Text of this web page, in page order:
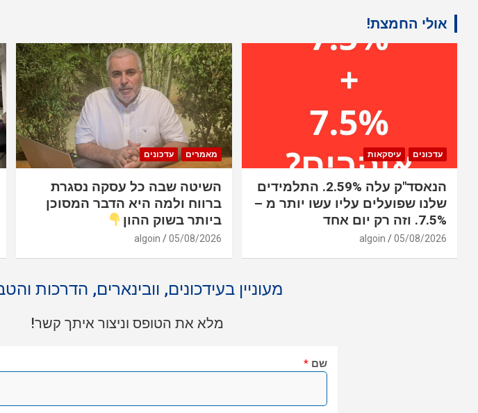
אולי החמצת!
עדכונים עיסקאות
הנאסד"ק עלה 2.59%. התלמידים
שלנו שפועלים עליו עשו יותר מ –
7.5%. וזה רק יום אחד
05/08/2026
algoin
מאמרים עדכונים
השיטה שבה כל עסקה נסגרת
ברווח ולמה היא הדבר המסוכן
ביותר בשוק ההון
05/08/2026
algoin
מעוניין בעידכונים, וובינארים, הדרכות
מלא את הטופס וניצור איתך קשר!
שם *